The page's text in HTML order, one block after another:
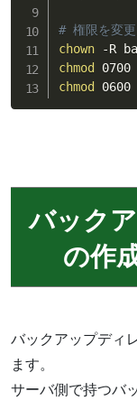
# 権限を変更
chown
chmod
chmod
バック
の作
バックアップディ
ます。
サーバ側で持つバ